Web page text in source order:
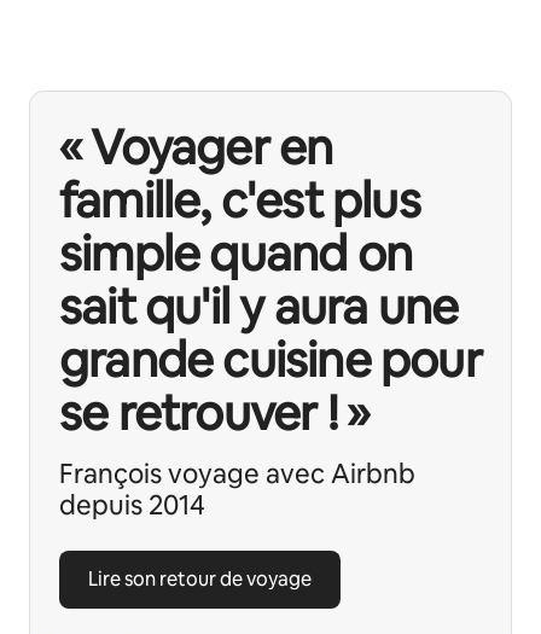
« Voyager en
famille, c'est plus
simple quand on
sait qu'il y aura une
grande cuisine pour
se retrouver ! »
François voyage avec Airbnb
depuis 2014
Lire son retour de voyage